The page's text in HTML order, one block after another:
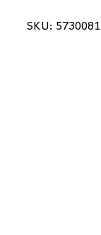
SKU: